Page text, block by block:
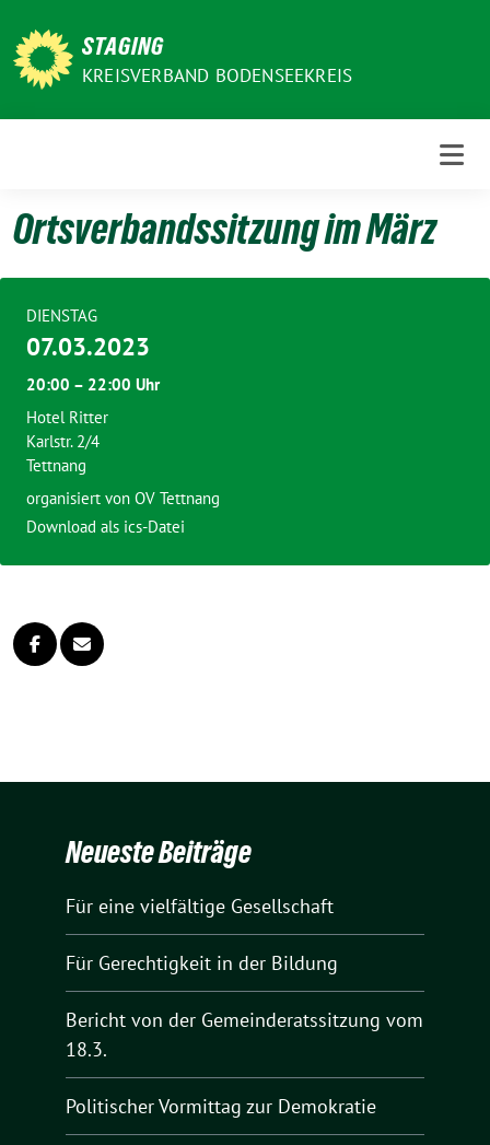
zum
Inhalt
STAGING
KREISVERBAND BODENSEEKREIS
Ortsverbandssitzung im März
DIENSTAG
07.03.2023
20:00 – 22:00 Uhr
Hotel Ritter
Karlstr. 2/4
Tettnang
organisiert von OV Tettnang
Download als ics-Datei
Neueste Beiträge
Für eine vielfältige Gesellschaft
Für Gerechtigkeit in der Bildung
Bericht von der Gemeinderatssitzung vom
18.3.
Politischer Vormittag zur Demokratie